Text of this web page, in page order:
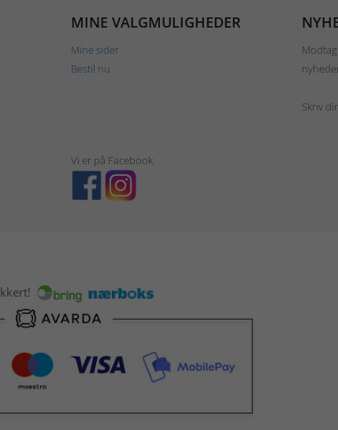
MINE VALGMULIGHEDER
Mine sider
Bestil nu
Skriv
Vi er på Facebook